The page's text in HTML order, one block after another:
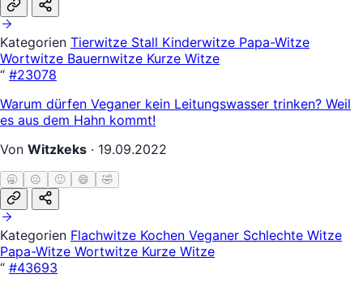
Kategorien Tierwitze Stall Kinderwitze Papa-Witze
Wortwitze Bauernwitze Kurze Witze
“ #23078
Warum dürfen Veganer kein Leitungswasser trinken? Weil
es aus dem Hahn kommt!
Von Witzkeks · 19.09.2022
🥱 😐 🙂 😄 🤣
Kategorien Flachwitze Kochen Veganer Schlechte Witze
Papa-Witze Wortwitze Kurze Witze
“ #43693